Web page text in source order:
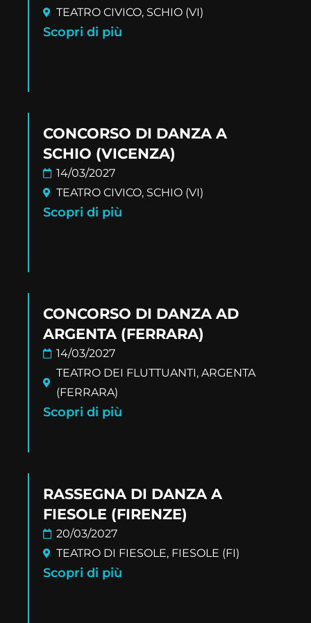
TEATRO CIVICO, SCHIO (VI)
Scopri di più
CONCORSO DI DANZA A
SCHIO (VICENZA)
14/03/2027
TEATRO CIVICO, SCHIO (VI)
Scopri di più
CONCORSO DI DANZA AD
ARGENTA (FERRARA)
14/03/2027
TEATRO DEI FLUTTUANTI, ARGENTA
(FERRARA)
Scopri di più
RASSEGNA DI DANZA A
FIESOLE (FIRENZE)
20/03/2027
TEATRO DI FIESOLE, FIESOLE (FI)
Scopri di più